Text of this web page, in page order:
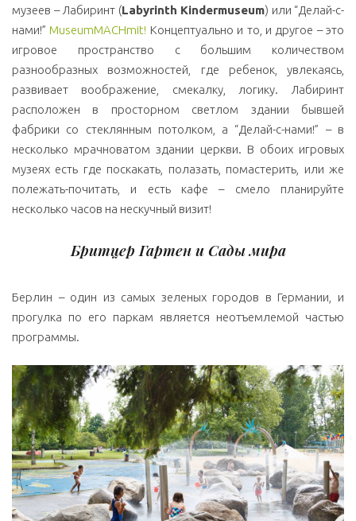
музеев – Лабиринт (Labyrinth Kindermuseum) или “Делай-с-
нами!”MuseumMACHmit! Концептуально и то, и другое – это
игровое пространство с большим количеством
разнообразных возможностей, где ребенок, увлекаясь,
развивает воображение, смекалку, логику. Лабиринт
расположен в просторном светлом здании бывшей
фабрики со стеклянным потолком, а “Делай-с-нами!” – в
несколько мрачноватом здании церкви. В обоих игровых
музеях есть где поскакать, полазать, помастерить, или же
полежать-почитать, и есть кафе – смело планируйте
несколько часов на нескучный визит!
Бритцер Гартен и Сады мира
Берлин – один из самых зеленых городов в Германии, и
прогулка по его паркам является неотъемлемой частью
программы.